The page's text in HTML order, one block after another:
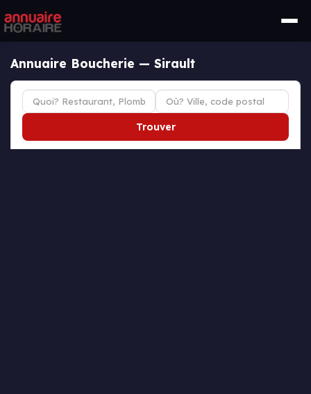
Annuaire Boucherie — Sirault
Trouver